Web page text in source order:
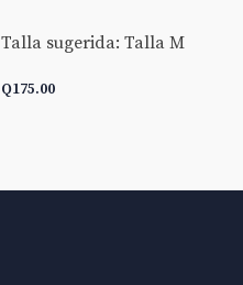
Talla sugerida: Talla M
Q175.00